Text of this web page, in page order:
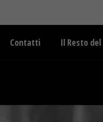
Contatti Il Resto